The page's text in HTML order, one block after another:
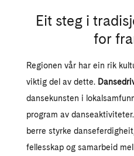
Eit steg i
for
Regionen vår har ein rik
viktig del av dette.
dansekunsten i
program av
berre styrke
fellesskap og samarbeid